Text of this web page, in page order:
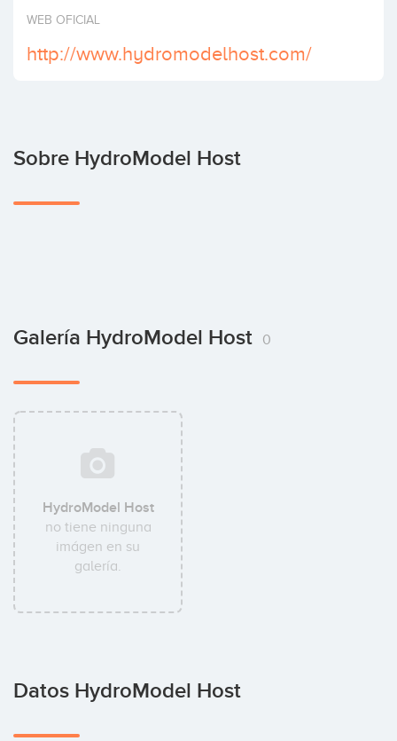
Invertir
WEB OFICIAL
http://www.hydromodelhost.com/
Sobre HydroModel Host
Galería HydroModel Host 0
HydroModel Host
no tiene ninguna
imágen en su
galería.
Datos HydroModel Host